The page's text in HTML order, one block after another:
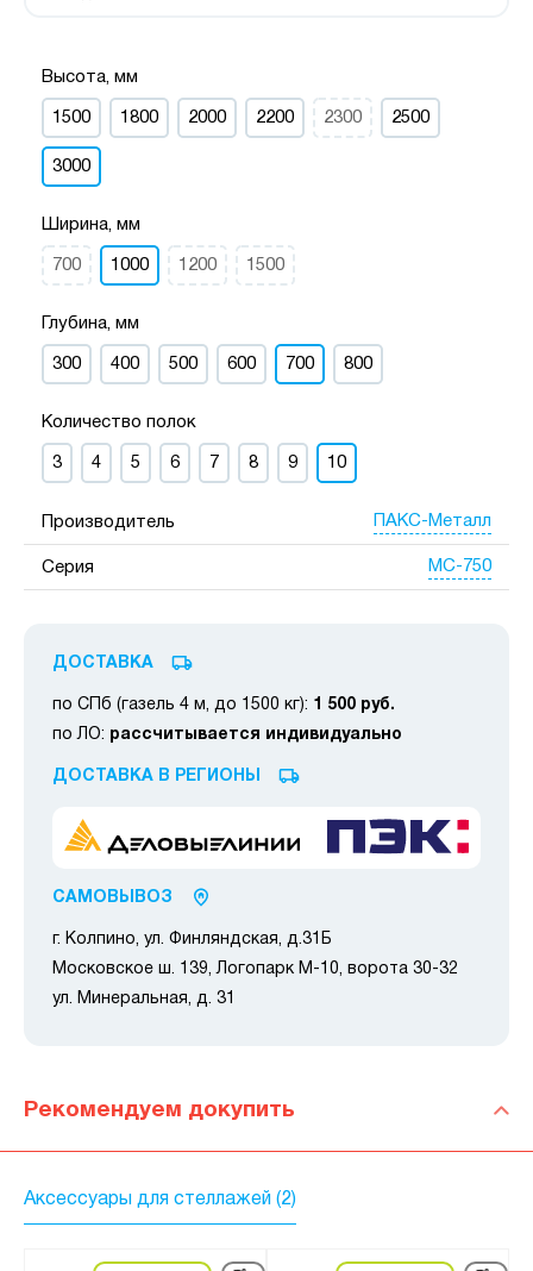
Высота, мм
1500 1800 2000 2200 2300 2500
3000
Ширина, мм
700 1000 1200 1500
Глубина, мм
300 400 500 600 700 800
Количество полок
3 4 5 6 7 8 9 10
Производитель ПАКС-Металл
Серия МС-750
ДОСТАВКА
по СПб (газель 4 м, до 1500 кг): 1 500 руб.
по ЛО: рассчитывается индивидуально
ДОСТАВКА В РЕГИОНЫ
САМОВЫВОЗ
г. Колпино, ул. Финляндская, д.31Б
Московское ш. 139, Логопарк М-10, ворота 30-32
ул. Минеральная, д. 31
Рекомендуем докупить
Аксессуары для стеллажей (2)